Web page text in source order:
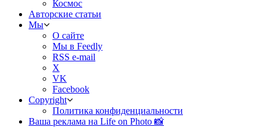
Космос
Авторские статьи
Мы
О сайте
Мы в Feedly
RSS e-mail
X
VK
Facebook
Copyright
Политика конфиденциальности
Ваша реклама на Life on Photo 📸